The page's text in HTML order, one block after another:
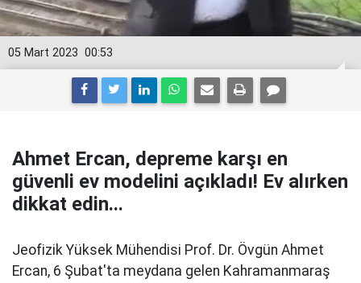
00:53
05 Mart 2023
Ahmet Ercan, depreme karşı en
güvenli ev modelini açıkladı! Ev alırken
dikkat edin...
Jeofizik Yüksek Mühendisi Prof. Dr. Övgün Ahmet
Ercan, 6 Şubat'ta meydana gelen Kahramanmaraş